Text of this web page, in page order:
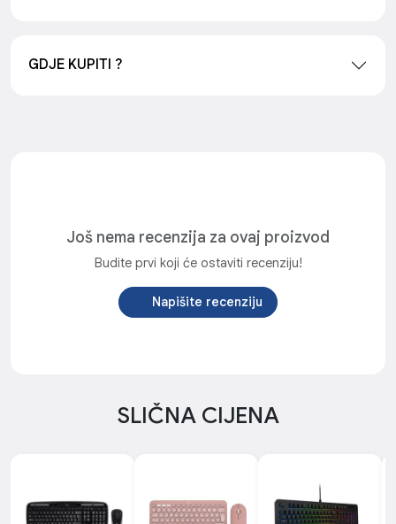
GDJE KUPITI ?
Još nema recenzija za ovaj proizvod
Budite prvi koji će ostaviti recenziju!
Napišite recenziju
SLIČNA CIJENA